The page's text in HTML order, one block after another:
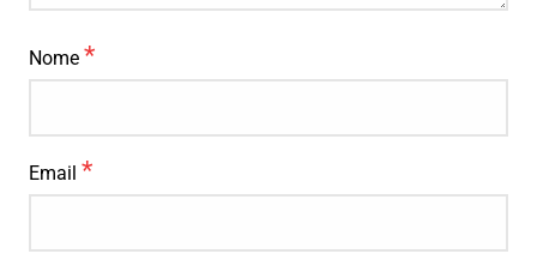
Nome *
Email *